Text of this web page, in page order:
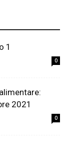
1
0
2021
0